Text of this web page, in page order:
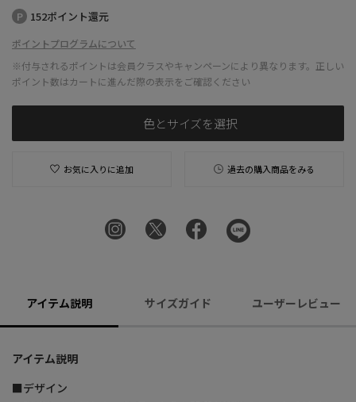
152ポイント還元
ポイントプログラムについて
※付与されるポイントは会員クラスやキャンペーンにより異なります。正しい
ポイント数はカートに進んだ際の表示をご確認ください
色とサイズを選択
お気に入りに追加 過去の購入商品をみる
アイテム説明 サイズガイド ユーザーレビュー
アイテム説明
■デザイン